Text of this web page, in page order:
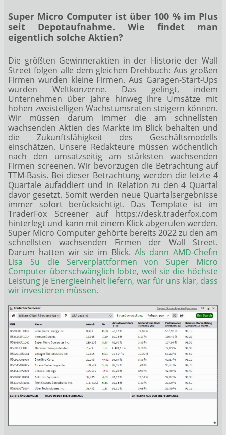
Super Micro Computer ist über 100 % im Plus
seit Depotaufnahme. Wie findet man
eigentlich solche Aktien?
Die größten Gewinneraktien in der Historie der Wall
Street folgen alle dem gleichen Drehbuch: Aus großen
Firmen wurden kleine Firmen. Aus Garagen-Start-Ups
wurden Weltkonzerne. Das gelingt, indem
Unternehmen über Jahre hinweg ihre Umsätze mit
hohen zweistelligen Wachstumsraten steigern können.
Wir müssen darum immer die am schnellsten
wachsenden Aktien des Markte im Blick behalten und
die Zukunftsfähigkeit des Geschäftsmodells
einschätzen. Unsere Redakteure müssen wöchentlich
nach den umsatzseitig am stärksten wachsenden
Firmen screenen. Wir bevorzugen die Betrachtung auf
TTM-Basis. Bei dieser Betrachtung werden die letzte 4
Quartale aufaddiert und in Relation zu den 4 Quartal
davor gesetzt. Somit werden neue Quartalsergebnisse
immer sofort berücksichtigt. Das Template ist im
TraderFox Screener auf https://desk.traderfox.com
hinterlegt und kann mit einem Klick abgerufen werden.
Super Micro Computer gehörte bereits 2022 zu den am
schnellsten wachsenden Firmen der Wall Street.
Darum hatten wir sie im Blick. Als dann AMD-Chefin
Lisa Su die Serverplattformen von Super Micro
Computer überschwänglich lobte, weil sie die höchste
Leistung je Energieeinheit liefern, war für uns klar, dass
wir investieren müssen.